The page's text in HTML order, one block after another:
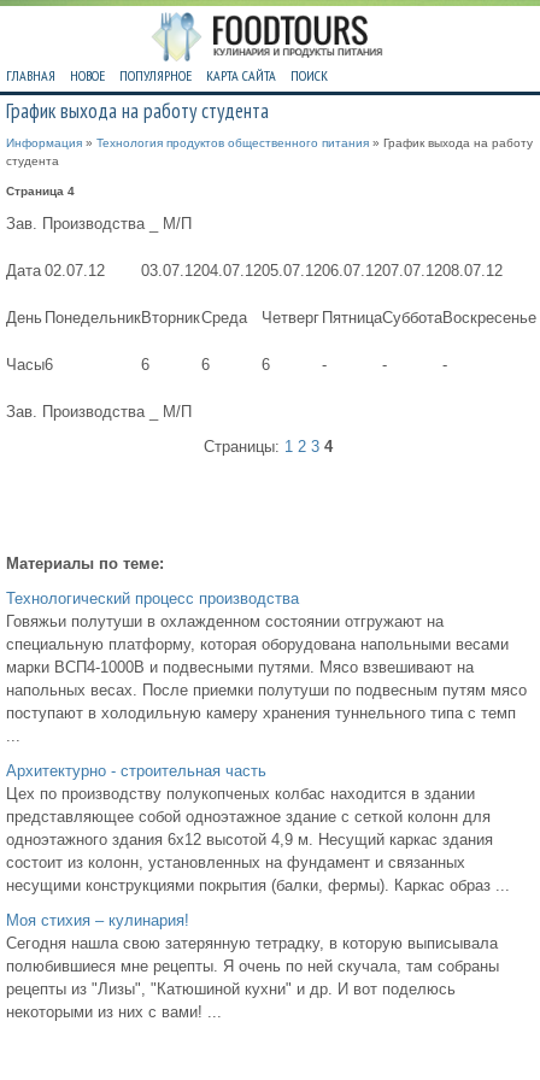
ГЛАВНАЯ НОВОЕ ПОПУЛЯРНОЕ КАРТА САЙТА ПОИСК
График выхода на работу студента
Информация » Технология продуктов общественного питания » График выхода на работу
студента
Страница 4
Зав. Производства _ М/П
Дата 02.07.12 03.07.1204.07.1205.07.1206.07.1207.07.1208.07.12
День ПонедельникВторникСреда Четверг ПятницаСубботаВоскресенье
Часы6 6 6 6 - - -
Зав. Производства _ М/П
Страницы: 1 2 3 4
Материалы по теме:
Технологический процесс производства
Говяжьи полутуши в охлажденном состоянии отгружают на
специальную платформу, которая оборудована напольными весами
марки ВСП4-1000В и подвесными путями. Мясо взвешивают на
напольных весах. После приемки полутуши по подвесным путям мясо
поступают в холодильную камеру хранения туннельного типа с темп
...
Архитектурно - строительная часть
Цех по производству полукопченых колбас находится в здании
представляющее собой одноэтажное здание с сеткой колонн для
одноэтажного здания 6x12 высотой 4,9 м. Несущий каркас здания
состоит из колонн, установленных на фундамент и связанных
несущими конструкциями покрытия (балки, фермы). Каркас образ ...
Моя стихия – кулинария!
Сегодня нашла свою затерянную тетрадку, в которую выписывала
полюбившиеся мне рецепты. Я очень по ней скучала, там собраны
рецепты из "Лизы", "Катюшиной кухни" и др. И вот поделюсь
некоторыми из них с вами! ...